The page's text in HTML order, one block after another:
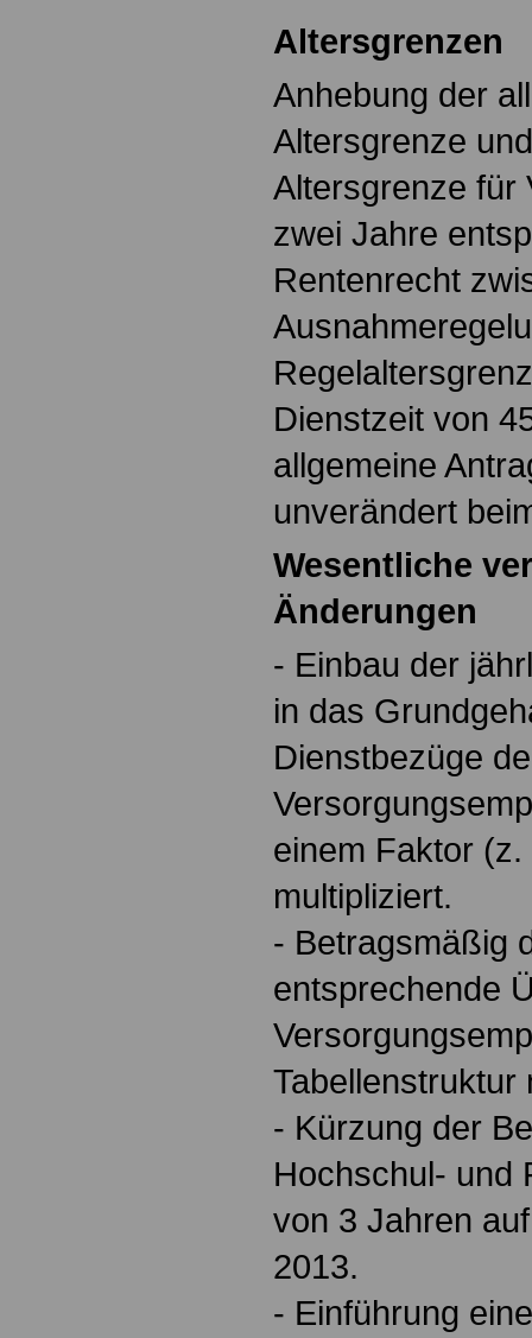
Altersgrenzen
Anhebung der
Altersgrenze
Altersgrenze für
zwei Jahre
Rentenrecht
Dienstzeit von
allgemeine
unverändert
Wesentliche
Änderungen
- Einbau der
in das
Dienstbezüge
einem Faktor
multipliziert.
- Betragsmäßig
entsprechende
Tabellenstruktur
- Kürzung der
Hochschul- und
von 3 Jahren
2013.
- Einführung